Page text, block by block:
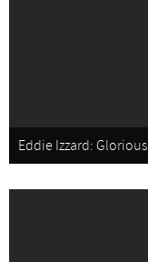
Eddie Izzard: Glorious